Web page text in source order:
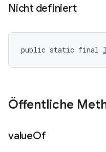
Nicht definiert
public static final
Öffentliche
valueOf